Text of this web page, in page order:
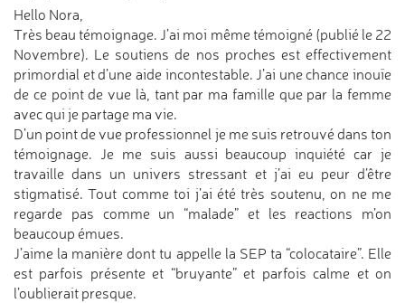
Hello Nora,
Très beau témoignage. J’ai moi même témoigné (publié le 22
Novembre). Le soutiens de nos proches est effectivement
primordial et d’une aide incontestable. J’ai une chance inouïe
de ce point de vue là, tant par ma famille que par la femme
avec qui je partage ma vie.
D’un point de vue professionnel je me suis retrouvé dans ton
témoignage. Je me suis aussi beaucoup inquiété car je
travaille dans un univers stressant et j’ai eu peur d’être
stigmatisé. Tout comme toi j’ai été très soutenu, on ne me
regarde pas comme un “malade” et les reactions m’on
beaucoup émues.
J’aime la manière dont tu appelle la SEP ta “colocataire”. Elle
est parfois présente et “bruyante” et parfois calme et on
l’oublierait presque.